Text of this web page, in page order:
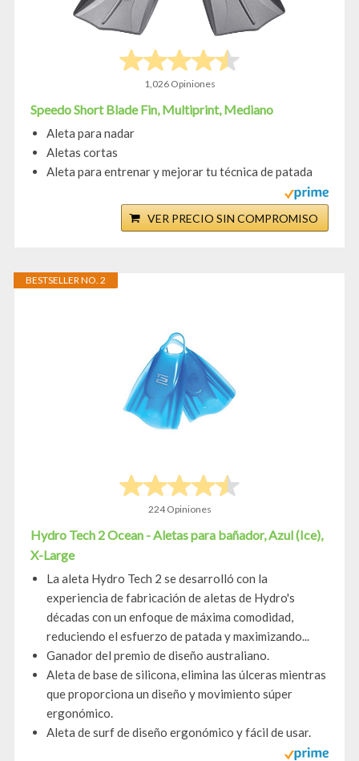
1,026 Opiniones
Speedo Short Blade Fin, Multiprint, Mediano
Aleta para nadar
Aletas cortas
Aleta para entrenar y mejorar tu técnica de patada
VER PRECIO SIN COMPROMISO
BESTSELLER NO. 2
224 Opiniones
Hydro Tech 2 Ocean - Aletas para bañador, Azul (Ice),
X-Large
La aleta Hydro Tech 2 se desarrolló con la
experiencia de fabricación de aletas de Hydro's
décadas con un enfoque de máxima comodidad,
reduciendo el esfuerzo de patada y maximizando...
Ganador del premio de diseño australiano.
Aleta de base de silicona, elimina las úlceras mientras
que proporciona un diseño y movimiento súper
ergonómico.
Aleta de surf de diseño ergonómico y fácil de usar.